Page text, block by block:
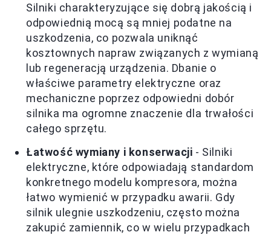
Silniki charakteryzujące się dobrą jakością i
odpowiednią mocą są mniej podatne na
uszkodzenia, co pozwala uniknąć
kosztownych napraw związanych z wymianą
lub regeneracją urządzenia. Dbanie o
właściwe parametry elektryczne oraz
mechaniczne poprzez odpowiedni dobór
silnika ma ogromne znaczenie dla trwałości
całego sprzętu.
Łatwość wymiany i konserwacji - Silniki
elektryczne, które odpowiadają standardom
konkretnego modelu kompresora, można
łatwo wymienić w przypadku awarii. Gdy
silnik ulegnie uszkodzeniu, często można
zakupić zamiennik, co w wielu przypadkach